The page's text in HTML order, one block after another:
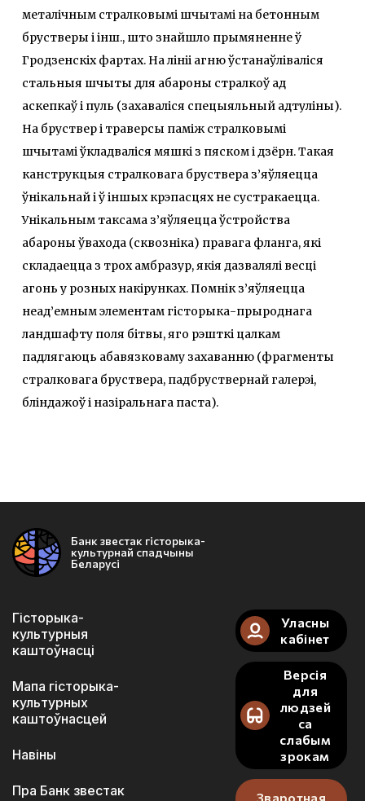
металічным стралковымі шчытамі на бетонным
брустверы і інш., што знайшло прымяненне ў
Гродзенскіх фартах. На лініі агню ўстанаўліваліся
стальныя шчыты для абароны стралкоў ад
аскепкаў і пуль (захаваліся спецыяльный адтуліны).
На бруствер і траверсы паміж стралковымі
шчытамі ўкладваліся мяшкі з пяском і дзёрн. Такая
канструкцыя стралковага бруствера з’яўляецца
ўнікальнай і ў іншых крэпасцях не сустракаецца.
Унікальным таксама з’яўляецца ўстройства
абароны ўвахода (сквозніка) правага фланга, які
складаецца з трох амбразур, якія дазвалялі весці
агонь у розных накірунках. Помнік з’яўляецца
неад’емным элементам гісторыка-прыроднага
ландшафту поля бітвы, яго рэшткі цалкам
падлягаюць абавязковаму захаванню (фрагменты
стралковага бруствера, падбруствернай галерэі,
бліндажоў і назіральнага паста).
Банк звестак гісторыка-
культурнай спадчыны
Беларусі
Гісторыка-
культурныя
каштоўнасці
Мапа гісторыка-
культурных
каштоўнасцей
Навіны
Пра Банк звестак
Уласны
кабінет
Версія
для
людзей
са
слабым
зрокам
Зваротная